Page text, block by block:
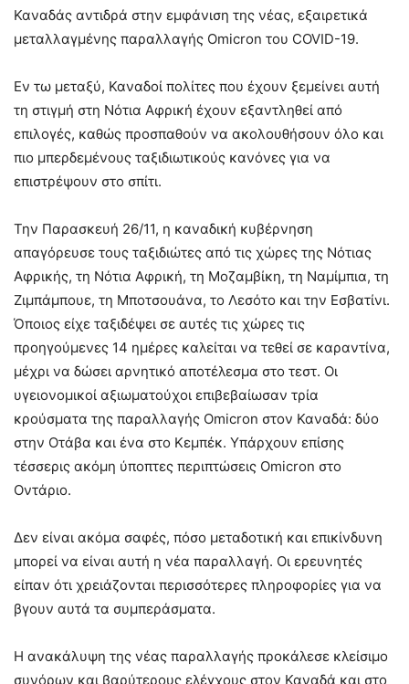
Καναδάς αντιδρά στην εμφάνιση της νέας, εξαιρετικά
μεταλλαγμένης παραλλαγής Omicron του COVID-19.
Εν τω μεταξύ, Καναδοί πολίτες που έχουν ξεμείνει αυτή
τη στιγμή στη Νότια Αφρική έχουν εξαντληθεί από
επιλογές, καθώς προσπαθούν να ακολουθήσουν όλο και
πιο μπερδεμένους ταξιδιωτικούς κανόνες για να
επιστρέψουν στο σπίτι.
Την Παρασκευή 26/11, η καναδική κυβέρνηση
απαγόρευσε τους ταξιδιώτες από τις χώρες της Νότιας
Αφρικής, τη Νότια Αφρική, τη Μοζαμβίκη, τη Ναμίμπια, τη
Ζιμπάμπουε, τη Μποτσουάνα, το Λεσότο και την Εσβατίνι.
Όποιος είχε ταξιδέψει σε αυτές τις χώρες τις
προηγούμενες 14 ημέρες καλείται να τεθεί σε καραντίνα,
μέχρι να δώσει αρνητικό αποτέλεσμα στο τεστ. Οι
υγειονομικοί αξιωματούχοι επιβεβαίωσαν τρία
κρούσματα της παραλλαγής Omicron στον Καναδά: δύο
στην Οτάβα και ένα στο Κεμπέκ. Υπάρχουν επίσης
τέσσερις ακόμη ύποπτες περιπτώσεις Omicron στο
Οντάριο.
Δεν είναι ακόμα σαφές, πόσο μεταδοτική και επικίνδυνη
μπορεί να είναι αυτή η νέα παραλλαγή. Οι ερευνητές
είπαν ότι χρειάζονται περισσότερες πληροφορίες για να
βγουν αυτά τα συμπεράσματα.
Η ανακάλυψη της νέας παραλλαγής προκάλεσε κλείσιμο
συνόρων και βαρύτερους ελέγχους στον Καναδά και στο